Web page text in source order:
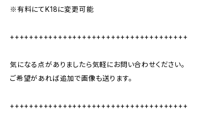
※有料にてK18に変更可能
+++++++++++++++++++++++++++++++++++++
気になる点がありましたら気軽にお問い合わせください。
ご希望があれば追加で画像も送ります。
+++++++++++++++++++++++++++++++++++++